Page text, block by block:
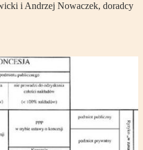
i Andrzej Nowaczek, doradcy